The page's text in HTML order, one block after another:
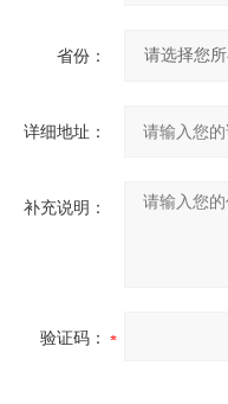
省份：
详细地址：
补充说明：
验证码：